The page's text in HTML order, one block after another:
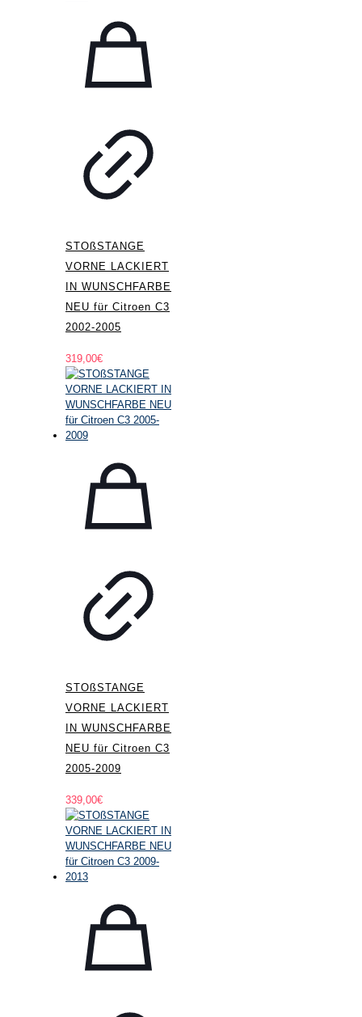
STOßSTANGE
VORNE LACKIERT
IN WUNSCHFARBE
NEU für Citroen C3
2002-2005
319,00€
STOßSTANGE
VORNE LACKIERT
IN WUNSCHFARBE
NEU für Citroen C3
2005-2009
339,00€